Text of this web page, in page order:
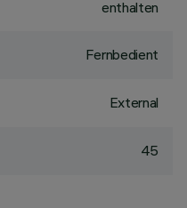
enthalten
Fernbedient
External
45